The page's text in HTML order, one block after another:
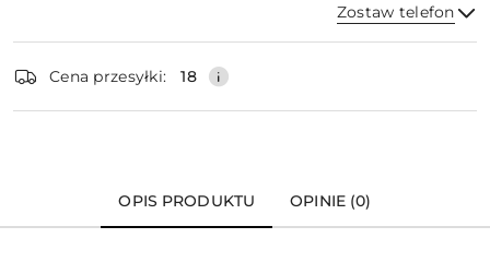
Zostaw telefon
Wyślij
i
dostawa
Cena przesyłki: 18
OPIS PRODUKTU OPINIE (0)